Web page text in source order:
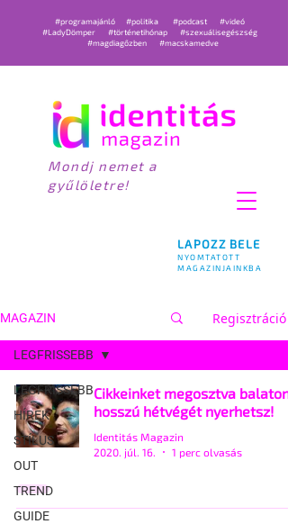
LAPOZZ BELE
NYOMTATOTT
MAGAZINJAINKBA
#programajánló #politika #podcast
#videó
#LadyDömper
#történetihónap
#szexuálisegészség
#magdiagőzben
#macskamedve
Mondj nemet a
gyűlöletre!
MAGAZIN Regisztráció
LEGFRISSEBB
HÍREK
STÍLUS
OUT
TREND
GUIDE
LEGFRISSEBB
Cikkeinket megosztva balatoni
hosszú hétvégét nyerhetsz!
Identitás Magazin
2020. júl. 16.
1 perc olvasás